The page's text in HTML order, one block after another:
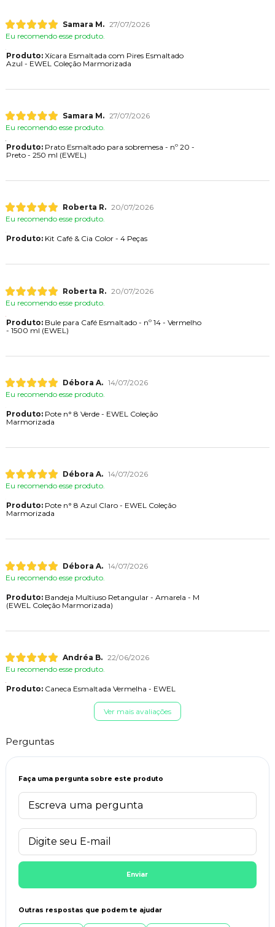
Samara M. 27/07/2026
Eu recomendo esse produto.
Produto:Xícara Esmaltada com Pires Esmaltado
Azul - EWEL Coleção Marmorizada
Samara M. 27/07/2026
Eu recomendo esse produto.
Produto:Prato Esmaltado para sobremesa - nº 20 -
Preto - 250 ml (EWEL)
Roberta R. 20/07/2026
Eu recomendo esse produto.
Produto:Kit Café & Cia Color - 4 Peças
Roberta R. 20/07/2026
Eu recomendo esse produto.
Produto:Bule para Café Esmaltado - nº 14 - Vermelho
- 1500 ml (EWEL)
Débora A. 14/07/2026
Eu recomendo esse produto.
Produto:Pote n° 8 Verde - EWEL Coleção
Marmorizada
Débora A. 14/07/2026
Eu recomendo esse produto.
Produto:Pote n° 8 Azul Claro - EWEL Coleção
Marmorizada
Débora A. 14/07/2026
Eu recomendo esse produto.
Produto:Bandeja Multiuso Retangular - Amarela - M
(EWEL Coleção Marmorizada)
Andréa B. 22/06/2026
Eu recomendo esse produto.
Produto:Caneca Esmaltada Vermelha - EWEL
Ver mais avaliações
Perguntas
Faça uma pergunta sobre este produto
Enviar
Outras respostas que podem te ajudar